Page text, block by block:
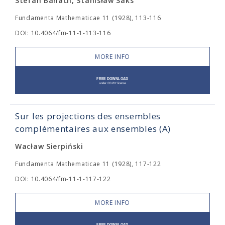
Fundamenta Mathematicae 11 (1928), 113-116
DOI: 10.4064/fm-11-1-113-116
MORE INFO
Sur les projections des ensembles
complémentaires aux ensembles (A)
Wacław Sierpiński
Fundamenta Mathematicae 11 (1928), 117-122
DOI: 10.4064/fm-11-1-117-122
MORE INFO